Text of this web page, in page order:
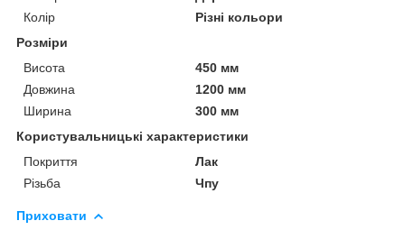
Колір
Різні кольори
Розміри
Висота
450 мм
Довжина
1200 мм
Ширина
300 мм
Користувальницькі характеристики
Покриття
Лак
Різьба
Чпу
Приховати